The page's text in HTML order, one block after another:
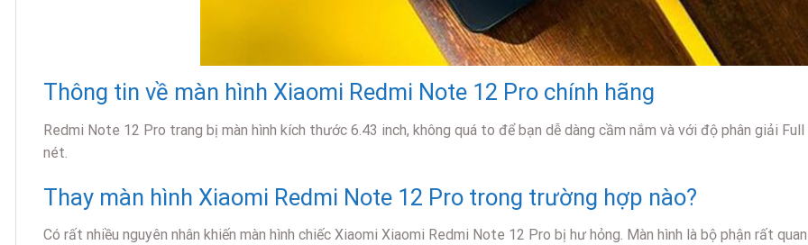
Thông tin về màn hình Xiaomi Redmi Note 12 Pro chính hãng
Redmi Note 12 Pro trang bị màn hình kích thước 6.43 inch, không quá to để bạn dễ dàng cầm nắm và với độ phân giải
nét.
Thay màn hình Xiaomi Redmi Note 12 Pro trong trường hợp nào?
Có rất nhiều nguyên nhân khiến màn hình chiếc Xiaomi Xiaomi Redmi Note 12 Pro bị hư hỏng. Màn hình là bộ phận rất